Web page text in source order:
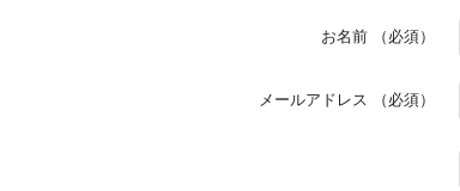
お名前 （必須）
メールアドレス （必須）